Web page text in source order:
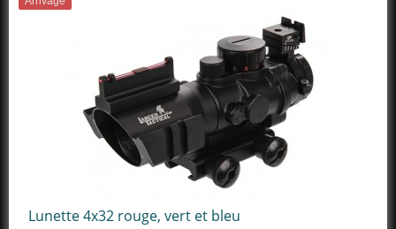
Lunette 4x32 rouge, vert et bleu